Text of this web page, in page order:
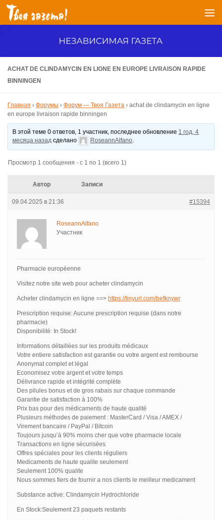
Перейти к содержимому
ACHAT DE CLINDAMYCIN EN LIGNE EN EUROPE LIVRAISON RAPIDE
BINNINGEN
Главная › Форумы › Форум — Твоя Газета › achat de clindamycin en ligne
en europe livraison rapide binningen
В этой теме 0 ответов, 1 участник, последнее обновление 1 год, 4
месяца назад сделано RoseannAlfano.
Просмотр 1 сообщения - с 1 по 1 (всего 1)
Автор Записи
09.04.2025 в 21:36 #15394
RoseannAlfano
Участник
Pharmacie européenne
Visitez notre site web pour acheter clindamycin
Acheter clindamycin en ligne ==> https://tinyurl.com/befknywr
Prescription requise: Aucune prescription requise (dans notre
pharmacie)
Disponibilité: In Stock!
Informations détaillées sur les produits médicaux
Votre entiere satisfaction est garantie ou votre argent est rembourse
Anonymat complet et légal
Economisez votre argent et votre temps
Délivrance rapide et intégrité complète
Des pilules bonus et de gros rabais sur chaque commande
Garantie de satisfaction à 100%
Prix bas pour des médicaments de haute qualité
Plusieurs méthodes de paiement : MasterCard / Visa / AMEX /
Virement bancaire / PayPal / Bitcoin
Toujours jusqu’à 90% moins cher que votre pharmacie locale
Transactions en ligne sécurisées
Offres spéciales pour les clients réguliers
Medicaments de haute qualite seulement
Seulement 100% qualite
Nous sommes fiers de fournir a nos clients le meilleur medicament
Substance active: Clindamycin Hydrochloride
En Stock:Seulement 23 paquets restants